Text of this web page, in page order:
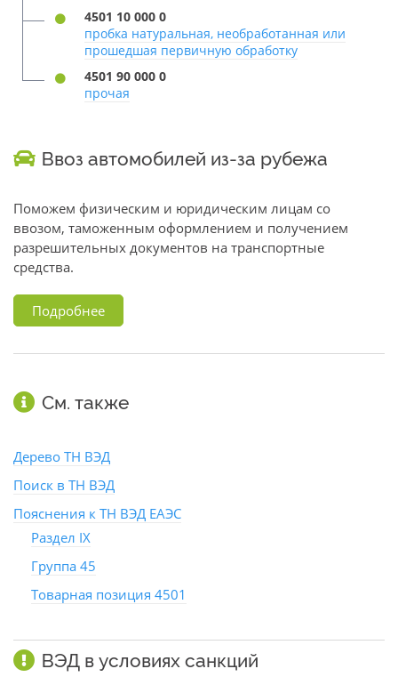
4501 10 000 0
пробка натуральная, необработанная или
прошедшая первичную обработку
4501 90 000 0
прочая
Ввоз автомобилей из-за рубежа
Поможем физическим и юридическим лицам со
ввозом, таможенным оформлением и получением
разрешительных документов на транспортные
средства.
Подробнее
См. также
Дерево ТН ВЭД
Поиск в ТН ВЭД
Пояснения к ТН ВЭД ЕАЭС
Раздел IX
Группа 45
Товарная позиция 4501
ВЭД в условиях санкций